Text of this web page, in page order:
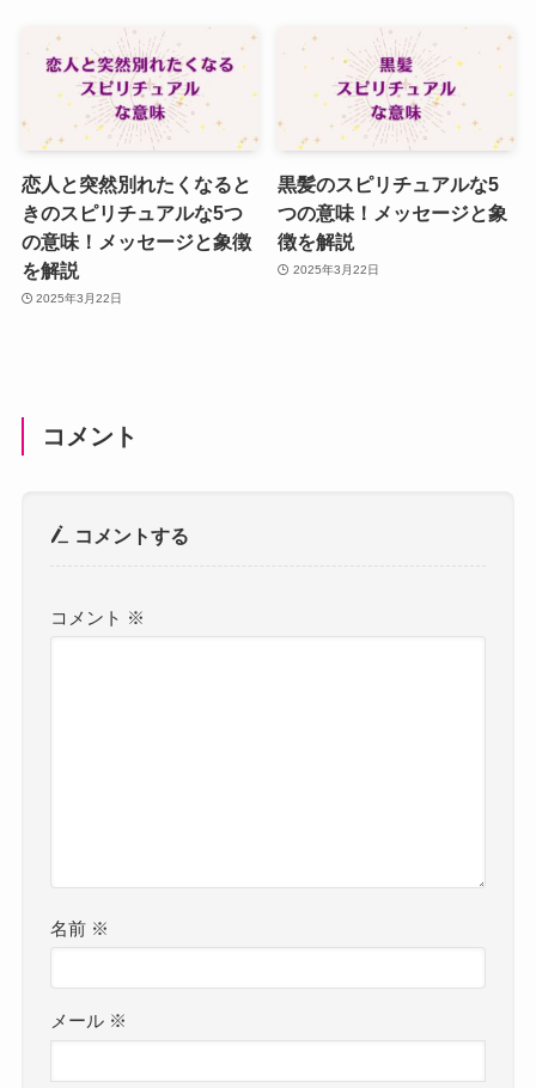
恋人と突然別れたくなると
きのスピリチュアルな5つ
の意味！メッセージと象徴
を解説
2025年3月22日
黒髪のスピリチュアルな5
つの意味！メッセージと象
徴を解説
2025年3月22日
コメント
コメントする
コメント ※
名前 ※
メール ※